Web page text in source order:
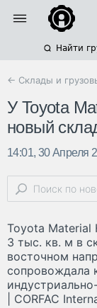
Найти
← Склады и
У Toyota
новый
14:01, 30 Апреля
Toyota Material
3 тыс. кв. м в
восточном
сопровождала
| CORFAC